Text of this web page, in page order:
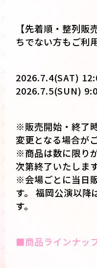
【先着順・整列
ちでない方もご利
2026.7.4(SAT)
2026.7.5(SUN)
※販売開始・終了
変更となる場合が
※商品は数に限り
次第終了いたしま
※会場ごとに当日
す。 福岡公演以降
す。
■商品ラインナッ